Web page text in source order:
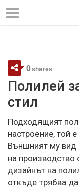
0shares
Полилей
стил
Подходящият
настроение, той
Външният му вид
на
дизайнът на
откъде трябва